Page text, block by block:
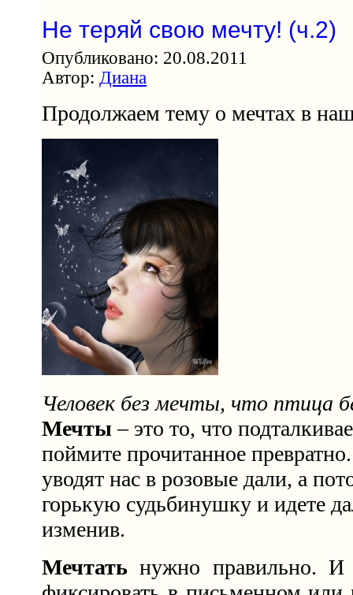
Не теряй свою мечту! (ч.2)
Опубликовано: 20.08.2011
Автор: Диана
Продолжаем тему о мечтах в
Человек без мечты, что птица
Мечты– это то, что
поймите прочитанное
уводят нас в розовые дали, а
горькую судьбинушку и идете
изменив.
Мечтать нужно правильно. И